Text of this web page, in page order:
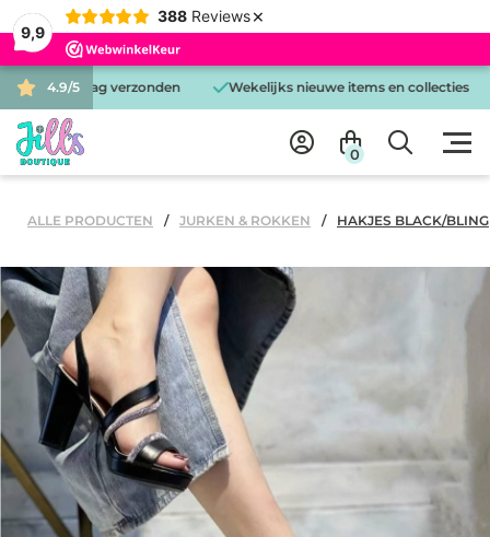
9,9
388 Reviews ×
4.9/5
dag verzonden Wekelijks nieuwe items en collecties
0
ALLE PRODUCTEN JURKEN & ROKKEN HAKJES BLACK/BLING